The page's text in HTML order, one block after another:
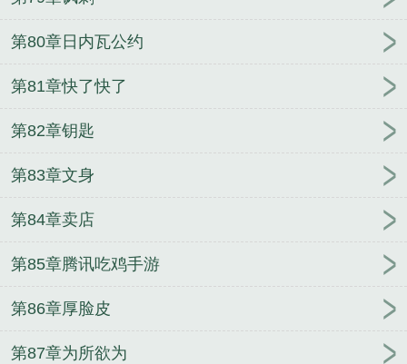
第80章日内瓦公约
第81章快了快了
第82章钥匙
第83章文身
第84章卖店
第85章腾讯吃鸡手游
第86章厚脸皮
第87章为所欲为